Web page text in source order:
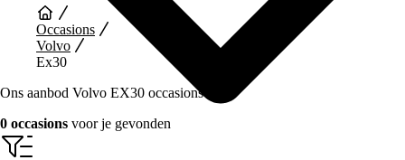
Occasions
Volvo
Ex30
Ons aanbod Volvo EX30 occasions
0 occasions voor je gevonden